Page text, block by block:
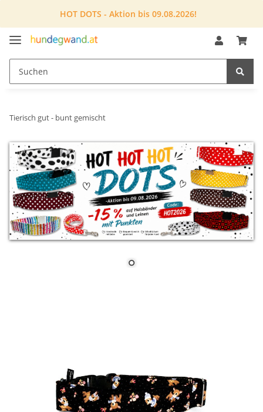
HOT DOTS - Aktion bis 09.08.2026!
Tierisch gut - bunt gemischt